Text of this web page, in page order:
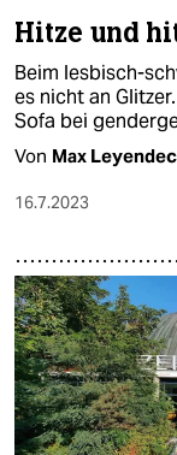
Hitze und
Beim lesbisch-
es nicht an
Sofa bei
Von Max
16.7.2023